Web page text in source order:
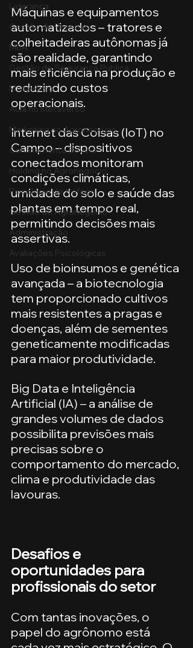
Liderança
Gestão de Pessoas
MBA
Gestão de Segurança Publica
Metaverso
Aula no Metaverso
Marketing no Agronegócio
Confinamento Bovino
Holding no Agronegócio
Psicologia de tráfego
Gestão do Agronegócio
Administração
Avaliações Psicológicas
Máquinas e equipamentos
automatizados – tratores e
colheitadeiras autônomas já
são realidade, garantindo
mais eficiência na produção e
reduzindo custos
operacionais.
Internet das Coisas (IoT) no
Campo – dispositivos
conectados monitoram
condições climáticas,
umidade do solo e saúde das
plantas em tempo real,
permitindo decisões mais
assertivas.
Uso de bioinsumos e genética
avançada – a biotecnologia
tem proporcionado cultivos
mais resistentes a pragas e
doenças, além de sementes
geneticamente modificadas
para maior produtividade.
Big Data e Inteligência
Artificial (IA) – a análise de
grandes volumes de dados
possibilita previsões mais
precisas sobre o
comportamento do mercado,
clima e produtividade das
lavouras.
Desafios e
oportunidades para
profissionais do setor
Com tantas inovações, o
papel do agrônomo está